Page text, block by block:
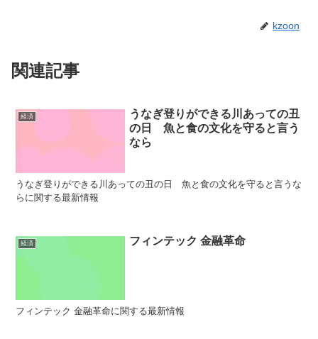
kzoon
関連記事
経済
うなぎ登りができる川あっての丑
の日 魚と食の文化を守ると言う
なら
うなぎ登りができる川あっての丑の日 魚と食の文化を守ると言うな
らに関する最新情報
経済 フィンテック 金融革命
フィンテック 金融革命に関する最新情報